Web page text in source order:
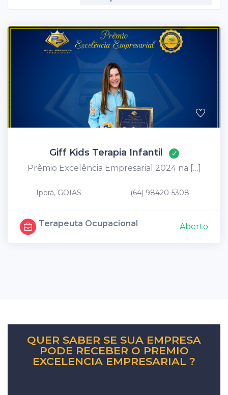
Giff Kids Terapia Infantil
Prêmio Excelência Empresarial 2024 na […]
Iporá, GOIAS (64) 98420-5308
Terapeuta Ocupacional Aberto
QUER SABER SE SUA EMPRESA
PODE RECEBER O PREMIO
EXCELENCIA EMPRESARIAL ?